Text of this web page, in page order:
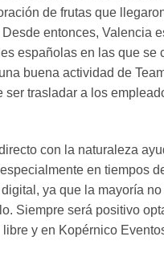
de frutas que
entonces, Valencia
españolas en las que se
buena actividad de
ser trasladar a los
con la naturaleza
en tiempos
ya que la mayoría
Siempre será positivo
y en Kopérnico